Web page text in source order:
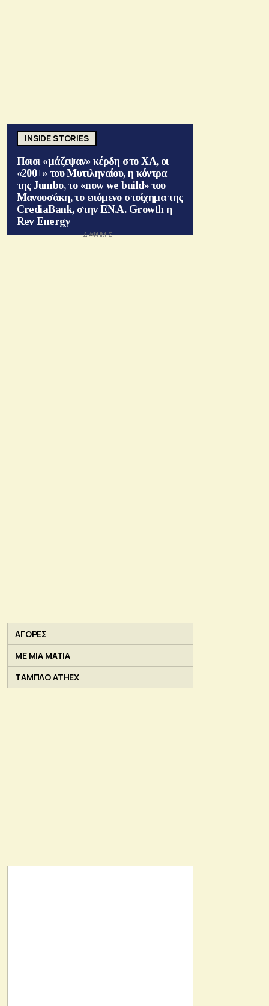
INSIDE STORIES
Ποιοι «μάζεψαν» κέρδη στο ΧΑ, οι
«200+» του Μυτιληναίου, η κόντρα
της Jumbo, το «now we build» του
Μανουσάκη, το επόμενο στοίχημα της
CrediaBank, στην ΕΝ.Α. Growth η
Rev Energy
ΑΓΟΡΕΣ
ΜΕ ΜΙΑ ΜΑΤΙΑ
ΤΑΜΠΛΟ ATHEX